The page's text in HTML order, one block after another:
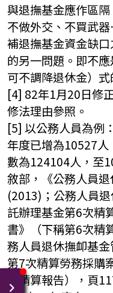
與退撫基金應作區
不做外交、不買武
補退撫基金資金缺
的另一問題。即不
可不調降退休金）式
[4] 82年1月20日修
修法理由參照。
[5] 以公務人員為例
年度已增為10527
數為124104人，至
敘部，《公務人員
(2013)；公務人員
託辦理基金第6次精
書》（下稱第6次精
務人員退休撫卹基
第7次精算勞務採購
次精算報告），頁